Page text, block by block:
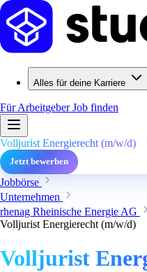
Alles für deine Karriere
Für ArbeitgeberJob finden
Volljurist Energierecht (m/w/d)
Jetzt bewerben
Jobbörse
Unternehmen
rhenag Rheinische Energie AG
Volljurist Energierecht (m/w/d)
Volljurist